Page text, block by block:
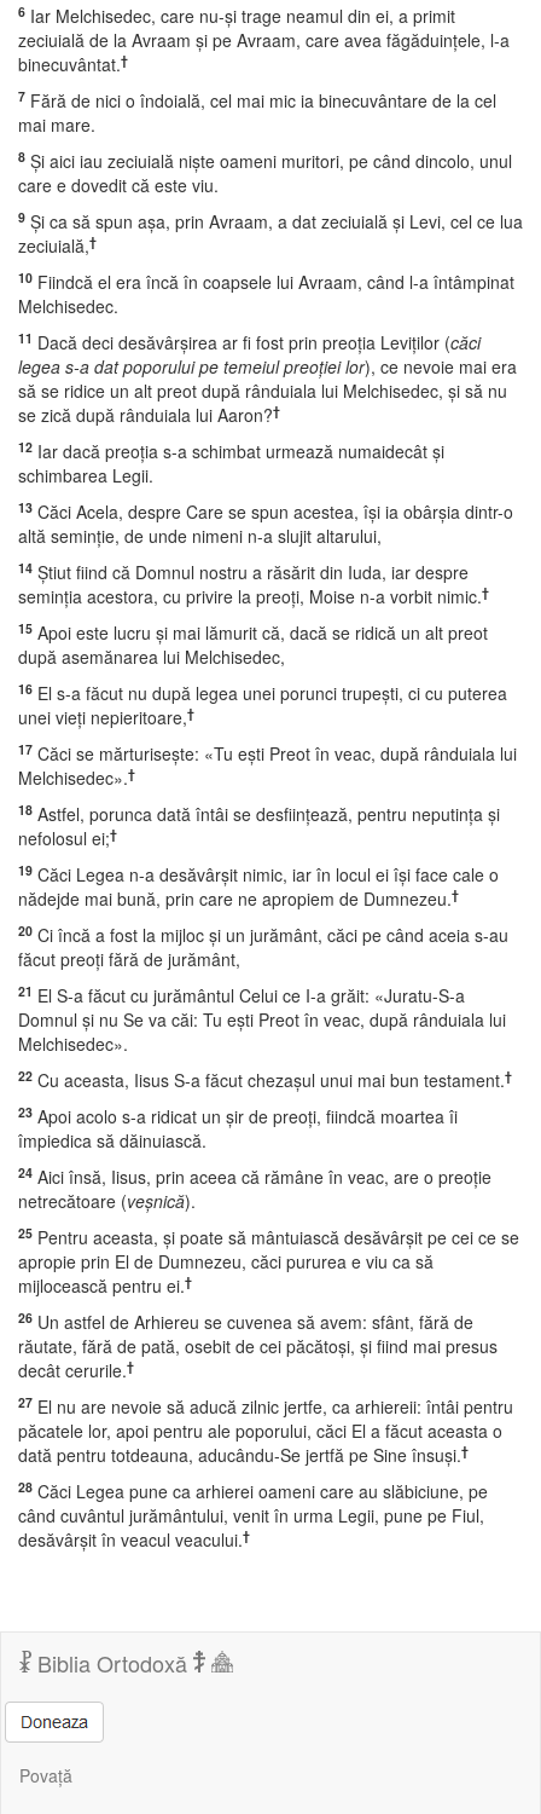
6 Iar Melchisedec, care nu-şi trage neamul din ei, a primit
zeciuială de la Avraam şi pe Avraam, care avea făgăduinţele, l-a
binecuvântat.†
7 Fără de nici o îndoială, cel mai mic ia binecuvântare de la cel
mai mare.
8 Şi aici iau zeciuială nişte oameni muritori, pe când dincolo, unul
care e dovedit că este viu.
9 Şi ca să spun aşa, prin Avraam, a dat zeciuială şi Levi, cel ce lua
zeciuială,†
10 Fiindcă el era încă în coapsele lui Avraam, când l-a întâmpinat
Melchisedec.
11 Dacă deci desăvârşirea ar fi fost prin preoţia Leviţilor (căci
legea s-a dat poporului pe temeiul preoţiei lor), ce nevoie mai era
să se ridice un alt preot după rânduiala lui Melchisedec, şi să nu
se zică după rânduiala lui Aaron?†
12 Iar dacă preoţia s-a schimbat urmează numaidecât şi
schimbarea Legii.
13 Căci Acela, despre Care se spun acestea, îşi ia obârşia dintr-o
altă seminţie, de unde nimeni n-a slujit altarului,
14 Ştiut fiind că Domnul nostru a răsărit din Iuda, iar despre
seminţia acestora, cu privire la preoţi, Moise n-a vorbit nimic.†
15 Apoi este lucru şi mai lămurit că, dacă se ridică un alt preot
după asemănarea lui Melchisedec,
16 El s-a făcut nu după legea unei porunci trupeşti, ci cu puterea
unei vieţi nepieritoare,†
17 Căci se mărturiseşte: «Tu eşti Preot în veac, după rânduiala lui
Melchisedec».†
18 Astfel, porunca dată întâi se desfiinţează, pentru neputinţa şi
nefolosul ei;†
19 Căci Legea n-a desăvârşit nimic, iar în locul ei îşi face cale o
nădejde mai bună, prin care ne apropiem de Dumnezeu.†
20 Ci încă a fost la mijloc şi un jurământ, căci pe când aceia s-au
făcut preoţi fără de jurământ,
21 El S-a făcut cu jurământul Celui ce I-a grăit: «Juratu-S-a
Domnul şi nu Se va căi: Tu eşti Preot în veac, după rânduiala lui
Melchisedec».
22 Cu aceasta, Iisus S-a făcut chezaşul unui mai bun testament.†
23 Apoi acolo s-a ridicat un şir de preoţi, fiindcă moartea îi
împiedica să dăinuiască.
24 Aici însă, Iisus, prin aceea că rămâne în veac, are o preoţie
netrecătoare (veşnică).
25 Pentru aceasta, şi poate să mântuiască desăvârşit pe cei ce se
apropie prin El de Dumnezeu, căci pururea e viu ca să
mijlocească pentru ei.†
26 Un astfel de Arhiereu se cuvenea să avem: sfânt, fără de
răutate, fără de pată, osebit de cei păcătoşi, şi fiind mai presus
decât cerurile.†
27 El nu are nevoie să aducă zilnic jertfe, ca arhiereii: întâi pentru
păcatele lor, apoi pentru ale poporului, căci El a făcut aceasta o
dată pentru totdeauna, aducându-Se jertfă pe Sine însuşi.†
28 Căci Legea pune ca arhierei oameni care au slăbiciune, pe
când cuvântul jurământului, venit în urma Legii, pune pe Fiul,
desăvârşit în veacul veacului.†
Biblia Ortodoxă
Povață